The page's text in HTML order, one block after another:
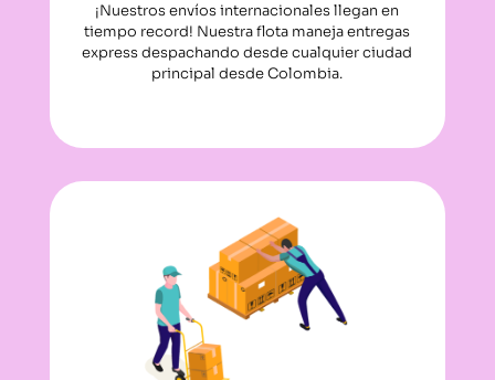
¡Nuestros envíos internacionales llegan en
tiempo record! Nuestra flota maneja entregas
express despachando desde cualquier ciudad
principal desde Colombia.